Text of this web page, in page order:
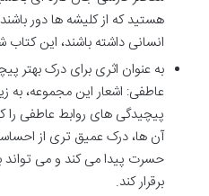
هستید که از کلیشه ها دور
انسانی داشته باشند، این
به عنوان اثری برای درک بهتر
عاطفی: اشعار این مجموعه، به
پیچیدگی های روابط عاطفی را
آن ها، درک عمیق تری از
حسرت پیدا می کند و می
برقرار کند.